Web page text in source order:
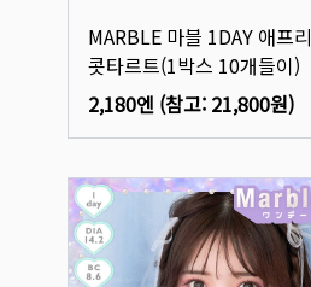
MARBLE 마블 1DAY 애프리
콧타르트(1박스 10개들이)
2,180엔 (참고: 21,800원)